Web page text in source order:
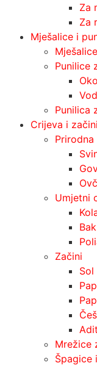
Za
Za
Mješalice i
Punilice
Punilica
Crijeva i začini
Prirodna
Umjetni
Začini
Sol
Mrežice
Špagice